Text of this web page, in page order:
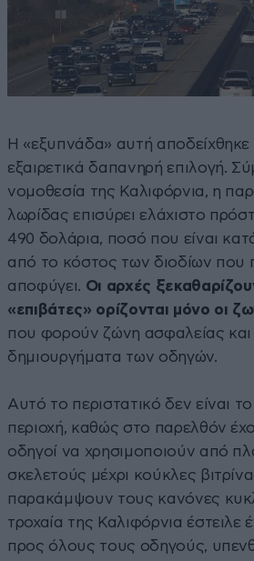
Η «εξυπνάδα» αυτή αποδείχθηκε
εξαιρετικά δαπανηρή επιλογή.
νομοθεσία της Καλιφόρνια, η
λωρίδας επισύρει ελάχιστο
490 δολάρια, ποσό που είναι
από το κόστος των διοδίων που
αποφύγει. Οι αρχές
«επιβάτες» ορίζονται μόνο οι
που φορούν ζώνη ασφαλείας και
δημιουργήματα των οδηγών.
Αυτό το περιστατικό δεν είναι
περιοχή, καθώς στο παρελθόν
οδηγοί να χρησιμοποιούν από
σκελετούς μέχρι κούκλες
παρακάμψουν τους κανόνες
τροχαία της Καλιφόρνια
προς όλους τους οδηγούς,